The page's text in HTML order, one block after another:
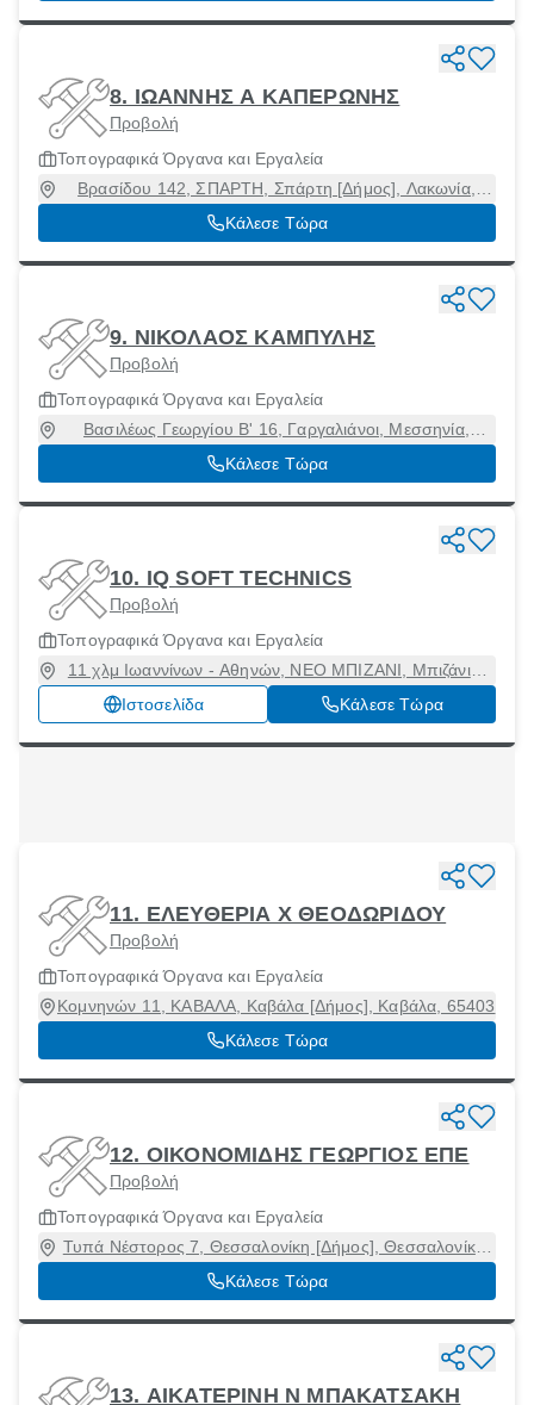
8. ΙΩΑΝΝΗΣ Α ΚΑΠΕΡΩΝΗΣ
Προβολή
Τοπογραφικά Όργανα και Εργαλεία
Βρασίδου 142, ΣΠΑΡΤΗ, Σπάρτη [Δήμος], Λακωνία,
23100
Κάλεσε Τώρα
9. ΝΙΚΟΛΑΟΣ ΚΑΜΠΥΛΗΣ
Προβολή
Τοπογραφικά Όργανα και Εργαλεία
Βασιλέως Γεωργίου Β' 16, Γαργαλιάνοι, Μεσσηνία,
24400
Κάλεσε Τώρα
10. IQ SOFT TECHNICS
Προβολή
Τοπογραφικά Όργανα και Εργαλεία
11 χλμ Ιωαννίνων - Αθηνών, ΝΕΟ ΜΠΙΖΑΝΙ, Μπιζάνιο,
Ιωάννινα, 45500
Ιστοσελίδα Κάλεσε Τώρα
11. ΕΛΕΥΘΕΡΙΑ Χ ΘΕΟΔΩΡΙΔΟΥ
Προβολή
Τοπογραφικά Όργανα και Εργαλεία
Κομνηνών 11, ΚΑΒΑΛΑ, Καβάλα [Δήμος], Καβάλα, 65403
Κάλεσε Τώρα
12. ΟΙΚΟΝΟΜΙΔΗΣ ΓΕΩΡΓΙΟΣ ΕΠΕ
Προβολή
Τοπογραφικά Όργανα και Εργαλεία
Τυπά Νέστορος 7, Θεσσαλονίκη [Δήμος], Θεσσαλονίκη,
54655
Κάλεσε Τώρα
13. ΑΙΚΑΤΕΡΙΝΗ Ν ΜΠΑΚΑΤΣΑΚΗ